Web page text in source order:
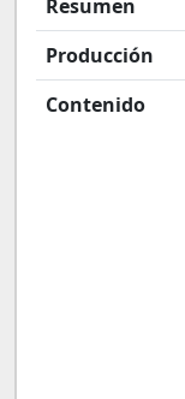
Resumen
Producción
Contenido